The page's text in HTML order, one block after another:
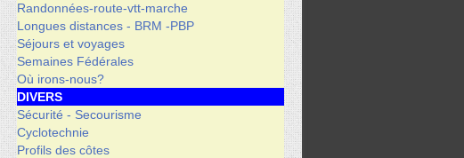
Randonnées-route-vtt-marche
Longues distances - BRM -PBP
Séjours et voyages
Semaines Fédérales
Où irons-nous?
DIVERS
Sécurité - Secourisme
Cyclotechnie
Profils des côtes